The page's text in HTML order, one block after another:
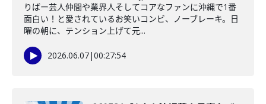
りばー芸人仲間や業界人そしてコアなファンに沖縄で1番
面白い！と愛されているお笑いコンビ、ノーブレーキ。日
曜の朝に、テンション上げて元...
2026.06.07|00:27:54